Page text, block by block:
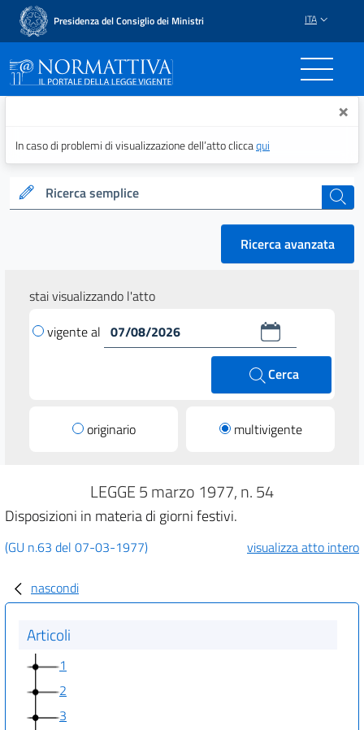
Presidenza del Consiglio dei Ministri ITA
Normattiva - Il portale ×
In caso di problemi di visualizzazione dell’atto cliccaqui
Ricerca semplice cerca
Ricerca avanzata
stai visualizzando l'atto
vigente al
Cerca
originario multivigente
LEGGE 5 marzo 1977, n. 54
Disposizioni in materia di giorni festivi.
(GU n.63 del 07-03-1977) visualizza atto intero
nascondi
Articoli
1
2
3